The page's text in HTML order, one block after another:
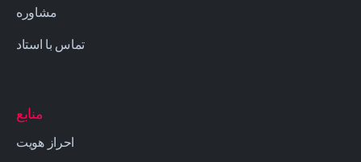
مشاوره
تماس با استاد
منابع
احراز هویت